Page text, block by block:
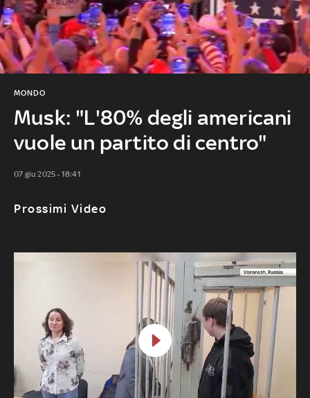
Musk: "L'80% degli americani
vuole un partito di centro"
MONDO
07 giu 2025 - 18:41
Prossimi Video